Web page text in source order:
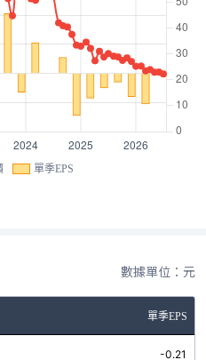
單季EPS
數據單位：元
單季EPS
-0.21